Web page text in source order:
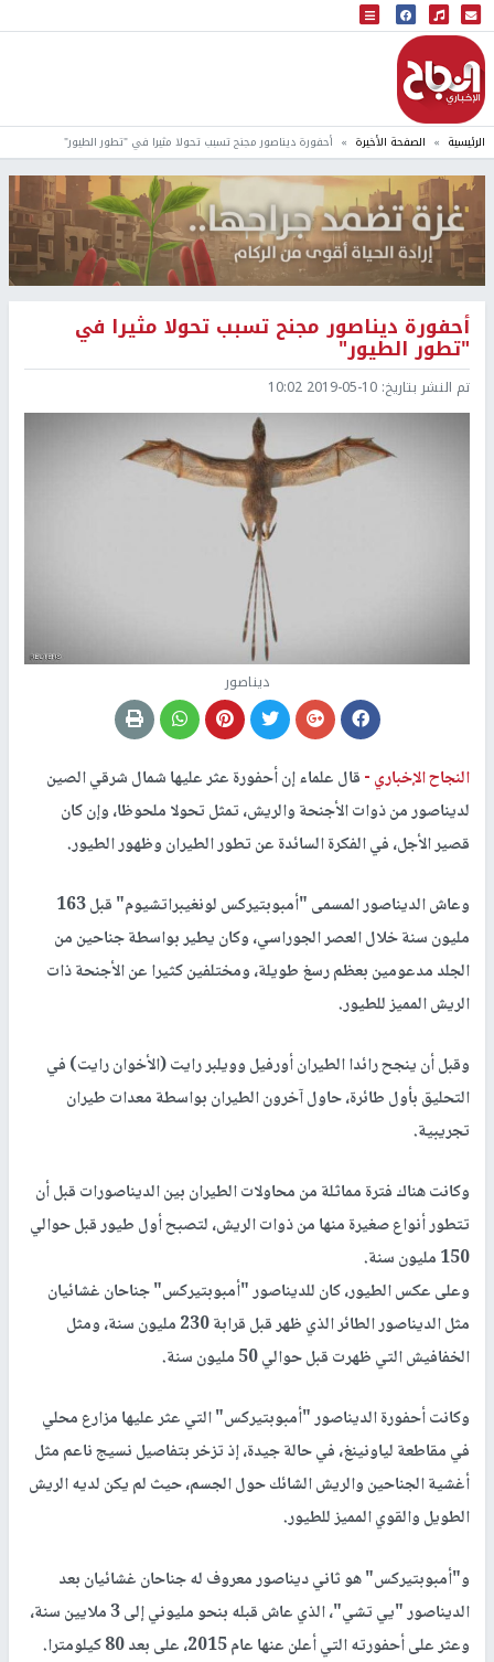
البث المباشر
إذاعة النجاح
الرئيسية الصفحة الأخيرة أحفورة ديناصور مجنح تسبب تحولا مثيرا في "تطور الطيور"
أحفورة ديناصور مجنح تسبب تحولا مثيرا في
"تطور الطيور"
تم النشر بتاريخ: 2019-05-10 10:02
ديناصور
النجاح الإخباري -قال علماء إن أحفورة عثر عليها شمال شرقي الصين
لديناصور من ذوات الأجنحة والريش، تمثل تحولا ملحوظا، وإن كان
قصير الأجل، في الفكرة السائدة عن تطور الطيران وظهور الطيور.
وعاش الديناصور المسمى "أمبوبتيركس لونغيبراتشيوم" قبل 163
مليون سنة خلال العصر الجوراسي، وكان يطير بواسطة جناحين من
الجلد مدعومين بعظم رسغ طويلة، ومختلفين كثيرا عن الأجنحة ذات
الريش المميز للطيور.
وقبل أن ينجح رائدا الطيران أورفيل وويلبر رايت (الأخوان رايت) في
التحليق بأول طائرة، حاول آخرون الطيران بواسطة معدات طيران
تجريبية.
وكانت هناك فترة مماثلة من محاولات الطيران بين الديناصورات قبل أن
تتطور أنواع صغيرة منها من ذوات الريش، لتصبح أول طيور قبل حوالي
150 مليون سنة.
وعلى عكس الطيور، كان للديناصور "أمبوبتيركس" جناحان غشائيان
مثل الديناصور الطائر الذي ظهر قبل قرابة 230 مليون سنة، ومثل
الخفافيش التي ظهرت قبل حوالي 50 مليون سنة.
وكانت أحفورة الديناصور "أمبوبتيركس" التي عثر عليها مزارع محلي
في مقاطعة لياونينغ، في حالة جيدة، إذ تزخر بتفاصيل نسيج ناعم مثل
أغشية الجناحين والريش الشائك حول الجسم، حيث لم يكن لديه الريش
الطويل والقوي المميز للطيور.
و"أمبوبتيركس" هو ثاني ديناصور معروف له جناحان غشائيان بعد
الديناصور "يي تشي"، الذي عاش قبله بنحو مليوني إلى 3 ملايين سنة،
وعثر على أحفورته التي أعلن عنها عام 2015، على بعد 80 كيلومترا.